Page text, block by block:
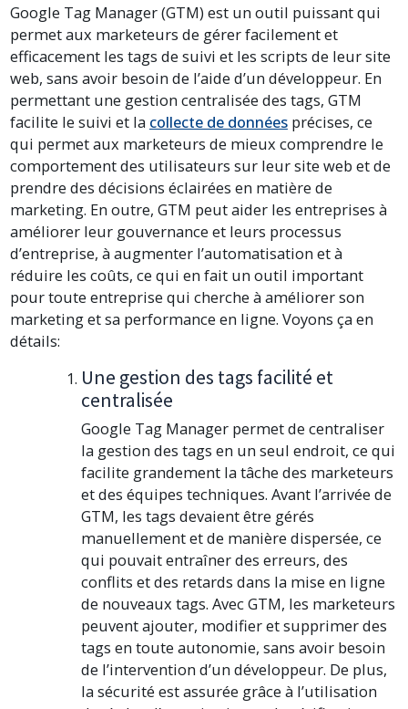
Google Tag Manager (GTM) est un outil puissant qui
permet aux marketeurs de gérer facilement et
efficacement les tags de suivi et les scripts de leur site
web, sans avoir besoin de l’aide d’un développeur. En
permettant une gestion centralisée des tags, GTM
facilite le suivi et la collecte de donnéesprécises, ce
qui permet aux marketeurs de mieux comprendre le
comportement des utilisateurs sur leur site web et de
prendre des décisions éclairées en matière de
marketing. En outre, GTM peut aider les entreprises à
améliorer leur gouvernance et leurs processus
d’entreprise, à augmenter l’automatisation et à
réduire les coûts, ce qui en fait un outil important
pour toute entreprise qui cherche à améliorer son
marketing et sa performance en ligne. Voyons ça en
détails:
Une gestion des tags facilité et
centralisée
Google Tag Manager permet de centraliser
la gestion des tags en un seul endroit, ce qui
facilite grandement la tâche des marketeurs
et des équipes techniques. Avant l’arrivée de
GTM, les tags devaient être gérés
manuellement et de manière dispersée, ce
qui pouvait entraîner des erreurs, des
conflits et des retards dans la mise en ligne
de nouveaux tags. Avec GTM, les marketeurs
peuvent ajouter, modifier et supprimer des
tags en toute autonomie, sans avoir besoin
de l’intervention d’un développeur. De plus,
la sécurité est assurée grâce à l’utilisation